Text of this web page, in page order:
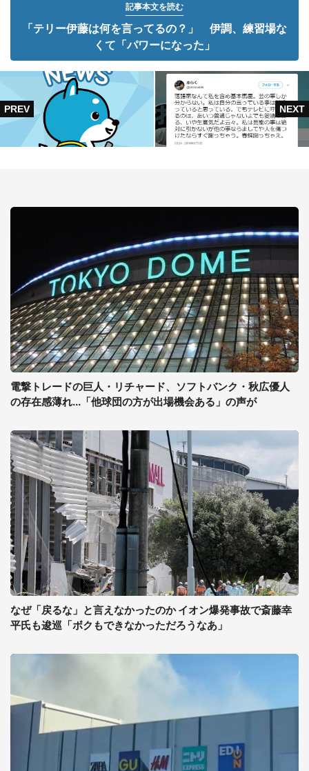
記事本文を読む
「テリー伊藤は何を言ってるの？」 伊調、練習場な
くて「パワーになった」
電撃トレードの巨人・リチャード、ソフトバンク・秋広優人
の存在感薄れ...「他球団の方が出場機会ある」の声が
なぜ「戻るな」と言えなかったのか イオン爆発事故で斎藤幸
平氏も逡巡「ボクもできなかっただろうなあ」